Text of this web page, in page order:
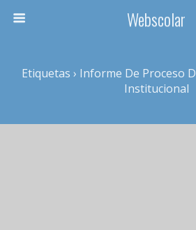
Webscolar
Etiquetas › Informe De Proceso
Institucional